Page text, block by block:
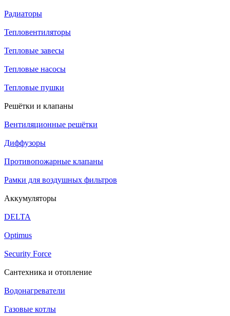
Радиаторы
Тепловентиляторы
Тепловые завесы
Тепловые насосы
Тепловые пушки
Решётки и клапаны
Вентиляционные решётки
Диффузоры
Противопожарные клапаны
Рамки для воздушных фильтров
Аккумуляторы
DELTA
Optimus
Security Force
Сантехника и отопление
Водонагреватели
Газовые котлы